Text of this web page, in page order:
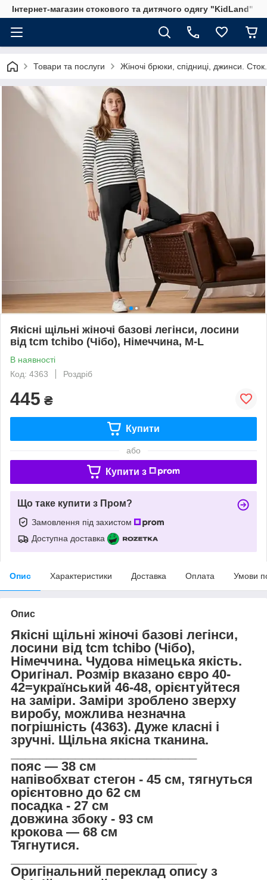
Інтернет-магазин стокового та дитячого одягу "KidLand"
Товари та послуги Жіночі брюки, спідниці, джинси. Сток.
Якісні щільні жіночі базові легінси, лосини
від tcm tchibo (Чібо), Німеччина, M-L
В наявності
Код: 4363
Роздріб
445 ₴
Купити
або
Купити з
Що таке купити з Пром?
Замовлення під захистом
Доступна доставка
Опис Характеристики Доставка Оплата Умови
Опис
Якісні щільні жіночі базові легінси,
лосини від tcm tchibo (Чібо),
Німеччина. Чудова німецька якість.
Оригінал. Розмір вказано євро 40-
42=український 46-48, орієнтуйтеся
на заміри. Заміри зроблено зверху
виробу, можлива незначна
погрішність (4363). Дуже класні і
зручні. Щільна якісна тканина.
пояс — 38 см
напівобхват стегон - 45 см, тягнуться
орієнтовно до 62 см
посадка - 27 см
довжина збоку - 93 см
крокова — 68 см
Тягнутися.
Оригінальний переклад опису з